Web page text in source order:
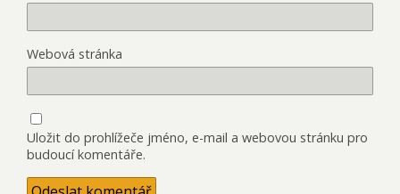
Webová stránka
Uložit do prohlížeče jméno, e-mail a webovou stránku pro
budoucí komentáře.